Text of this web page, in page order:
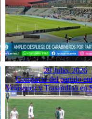
29 Julio, 2026
Compacto del partido
Velásquez y Trasandino en